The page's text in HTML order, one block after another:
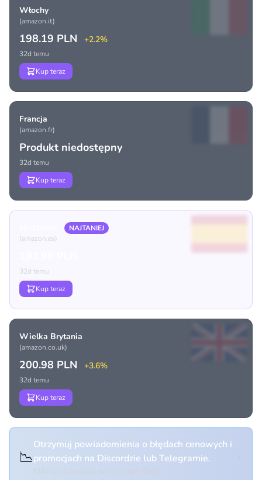
Włochy
(amazon.it)
198.19 PLN +2.2%
32d temu
Kup teraz
Francja
(amazon.fr)
Produkt niedostępny
32d temu
Kup teraz
NAJTANIEJ
(amazon.es)
32d temu
Kup teraz
Wielka Brytania
(amazon.co.uk)
200.98 PLN +3.6%
32d temu
Kup teraz
📉
Otrzymuj powiadomienia o błędach cenowych i
promocjach na Discordzie lub Telegramie.